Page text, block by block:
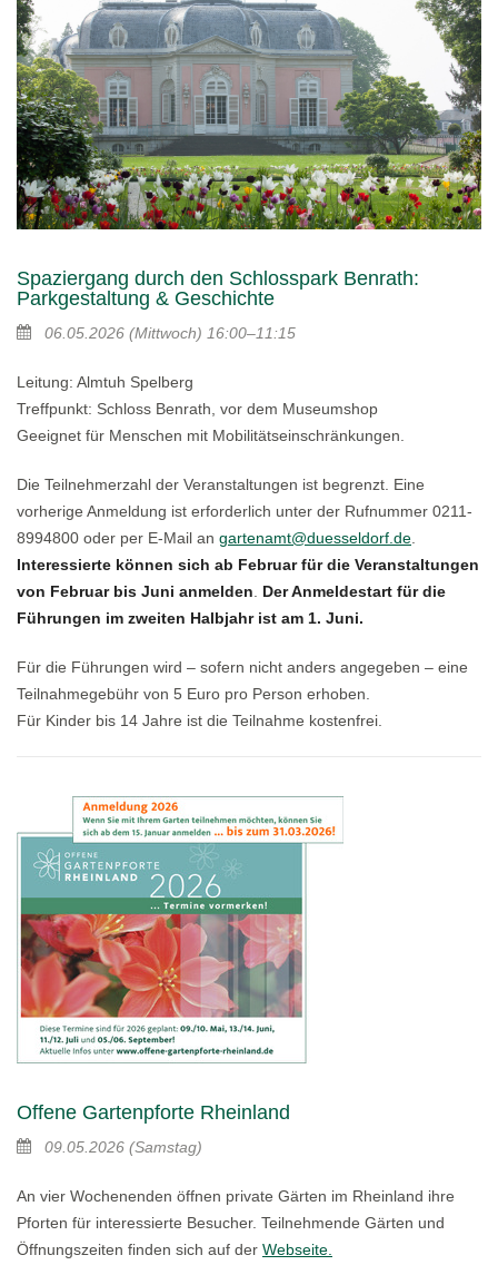
Spaziergang durch den Schlosspark Benrath:
Parkgestaltung & Geschichte
06.05.2026 (Mittwoch) 16:00–11:15
Leitung: Almtuh Spelberg
Treffpunkt: Schloss Benrath, vor dem Museumshop
Geeignet für Menschen mit Mobilitätseinschränkungen.
Die Teilnehmerzahl der Veranstaltungen ist begrenzt. Eine
vorherige Anmeldung ist erforderlich unter der Rufnummer 0211-
8994800 oder per E-Mail an gartenamt@duesseldorf.de.
Interessierte können sich ab Februar für die Veranstaltungen
von Februar bis Juni anmelden. Der Anmeldestart für die
Führungen im zweiten Halbjahr ist am 1. Juni.
Für die Führungen wird – sofern nicht anders angegeben – eine
Teilnahmegebühr von 5 Euro pro Person erhoben.
Für Kinder bis 14 Jahre ist die Teilnahme kostenfrei.
Offene Gartenpforte Rheinland
09.05.2026 (Samstag)
An vier Wochenenden öffnen private Gärten im Rheinland ihre
Pforten für interessierte Besucher. Teilnehmende Gärten und
Öffnungszeiten finden sich auf der Webseite.